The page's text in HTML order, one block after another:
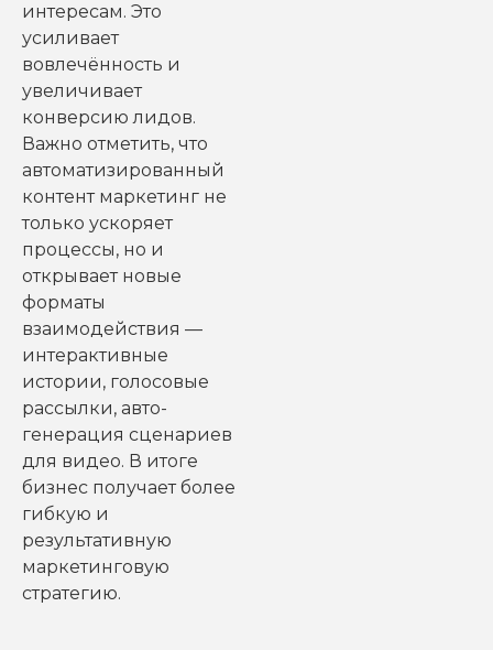
интересам. Это
усиливает
вовлечённость и
увеличивает
конверсию лидов.
Важно отметить, что
автоматизированный
контент маркетинг не
только ускоряет
процессы, но и
открывает новые
форматы
взаимодействия —
интерактивные
истории, голосовые
рассылки, авто-
генерация сценариев
для видео. В итоге
бизнес получает более
гибкую и
результативную
маркетинговую
стратегию.